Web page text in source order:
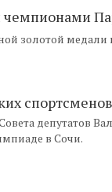
чемпионами
золотой
депутатов
в Сочи.